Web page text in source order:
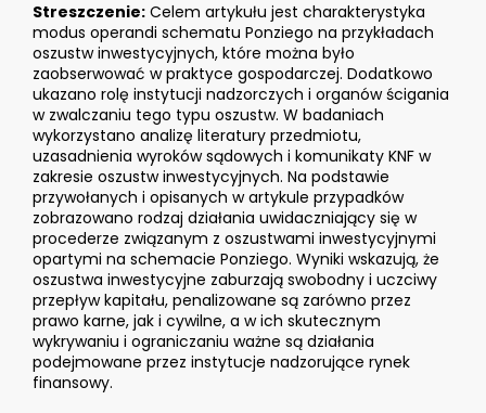
Streszczenie: Celem artykułu jest charakterystyka
modus operandi schematu Ponziego na przykładach
oszustw inwestycyjnych, które można było
zaobserwować w praktyce gospodarczej. Dodatkowo
ukazano rolę instytucji nadzorczych i organów ścigania
w zwalczaniu tego typu oszustw. W badaniach
wykorzystano analizę literatury przedmiotu,
uzasadnienia wyroków sądowych i komunikaty KNF w
zakresie oszustw inwestycyjnych. Na podstawie
przywołanych i opisanych w artykule przypadków
zobrazowano rodzaj działania uwidaczniający się w
procederze związanym z oszustwami inwestycyjnymi
opartymi na schemacie Ponziego. Wyniki wskazują, że
oszustwa inwestycyjne zaburzają swobodny i uczciwy
przepływ kapitału, penalizowane są zarówno przez
prawo karne, jak i cywilne, a w ich skutecznym
wykrywaniu i ograniczaniu ważne są działania
podejmowane przez instytucje nadzorujące rynek
finansowy.